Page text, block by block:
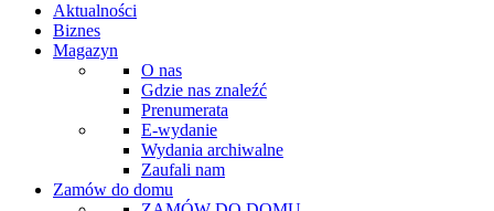
Aktualności
Biznes
Magazyn
O nas
Gdzie nas znaleźć
Prenumerata
E-wydanie
Wydania archiwalne
Zaufali nam
Zamów do domu